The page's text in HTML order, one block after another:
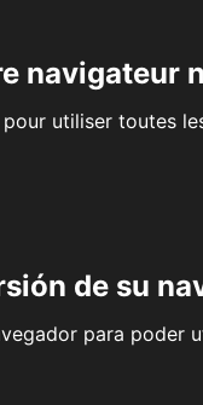
navigateur
utiliser toutes
de su
para